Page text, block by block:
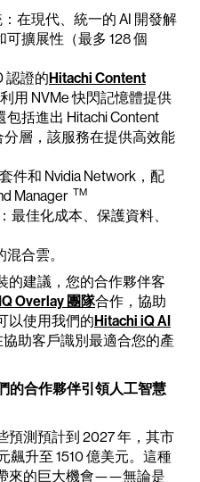
在現代、統一的 AI 開發解
擴展性（最多 128 個
認證的Hitachi Content
利用 NVMe 快閃記憶體提供
括進出 Hitachi Content
層，該服務在提供高效能
件和 Nvidia Network，配
Manager TM
最佳化成本、保護資料、
合雲。
的建議，您的合作夥伴客
Overlay 團隊合作，協助
以使用我們的Hitachi iQ AI
協助客戶識別最適合您的產
的合作夥伴引領人工智慧
預測預計到 2027 年，其市
飆升至 1510 億美元。這種
來的巨大機會——無論是